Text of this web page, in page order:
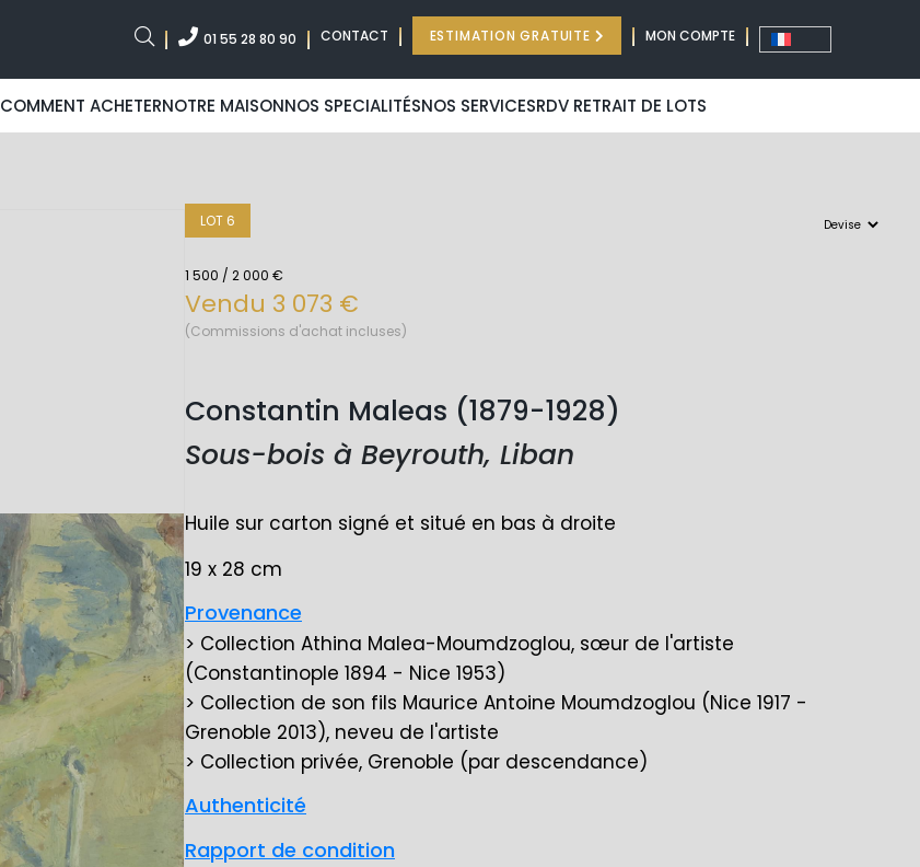
01 55 28 80 90 CONTACT ESTIMATION GRATUITE MON COMPTE
COMMENT ACHETERNOTRE MAISONNOS SPECIALITÉSNOS SERVICESRDV RETRAIT DE LOTS
LOT 6
1 500 / 2 000 €
Vendu 3 073 €
(Commissions d'achat incluses)
Constantin Maleas (1879-1928)
Sous-bois à Beyrouth, Liban
Huile sur carton signé et situé en bas à droite
19 x 28 cm
Provenance
> Collection Athina Malea-Moumdzoglou, sœur de l'artiste
(Constantinople 1894 - Nice 1953)
> Collection de son fils Maurice Antoine Moumdzoglou (Nice 1917 -
Grenoble 2013), neveu de l'artiste
> Collection privée, Grenoble (par descendance)
Authenticité
Rapport de condition